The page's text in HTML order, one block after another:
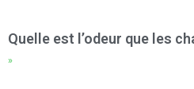
Quelle est l’odeur que les
»